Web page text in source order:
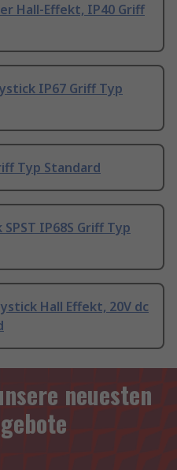
Hall-Effekt, IP40 Griff
IP67 Griff Typ
Typ Standard
IP68S Griff Typ
Hall Effekt, 20V dc
neuesten